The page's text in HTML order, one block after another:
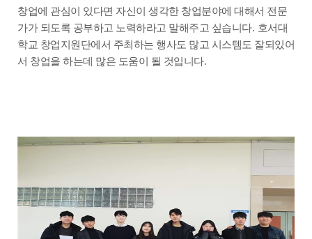
창업에 관심이 있다면 자신이 생각한 창업분야에 대해서 전문
가가 되도록 공부하고 노력하라고 말해주고 싶습니다. 호서대
학교 창업지원단에서 주최하는 행사도 많고 시스템도 잘되있어
서 창업을 하는데 많은 도움이 될 것입니다.